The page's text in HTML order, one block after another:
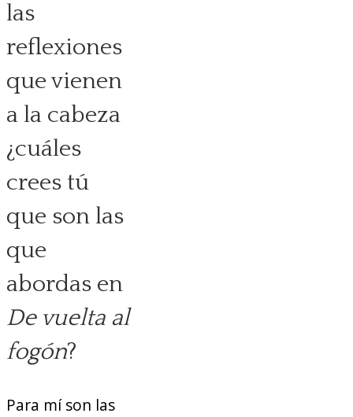
las
reflexiones
que vienen
a la cabeza
¿cuáles
crees tú
que son las
que
abordas en
De vuelta al
fogón?
Para mí son las